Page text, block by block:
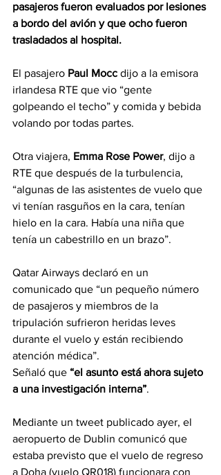
pasajeros fueron evaluados por lesiones
a bordo del avión y que ocho fueron
trasladados al hospital.
El pasajero Paul Mocc dijo a la emisora
irlandesa RTE que vio “gente
golpeando el techo” y comida y bebida
volando por todas partes.
Otra viajera, Emma Rose Power, dijo a
RTE que después de la turbulencia,
“algunas de las asistentes de vuelo que
vi tenían rasguños en la cara, tenían
hielo en la cara. Había una niña que
tenía un cabestrillo en un brazo”.
Qatar Airways declaró en un
comunicado que “un pequeño número
de pasajeros y miembros de la
tripulación sufrieron heridas leves
durante el vuelo y están recibiendo
atención médica”.
Señaló que “el asunto está ahora sujeto
a una investigación interna”.
Mediante un tweet publicado ayer, el
aeropuerto de Dublin comunicó que
estaba previsto que el vuelo de regreso
a Doha (vuelo QR018) funcionara con